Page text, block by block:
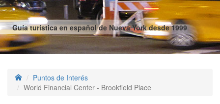
Guía turística en español de Nueva York desde 1999
Puntos de Interés
World Financial Center - Brookfield Place